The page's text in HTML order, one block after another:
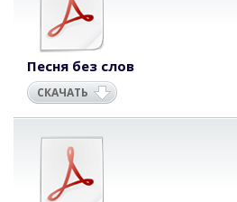
Песня без слов
СКАЧАТЬ